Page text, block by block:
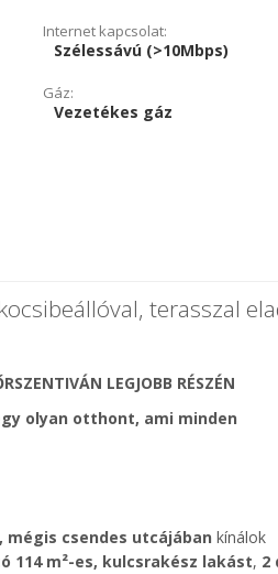
Internet kapcsolat:
Szélessávú (>10Mbps)
Gáz:
Vezetékes gáz
terasszal
LEGJOBB RÉSZÉN
olyan otthont, ami minden
csendes utcájában kínálok
114 m²-es, kulcsrakész lakást, 2